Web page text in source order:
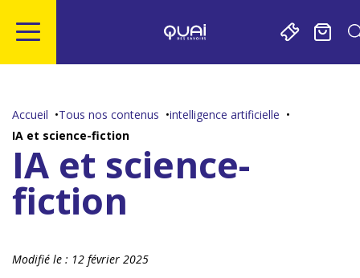
contenu
Accueil Tous nos contenus
intelligence artificielle
IA et science-fiction
IA et science-
fiction
Modifié le : 12 février 2025